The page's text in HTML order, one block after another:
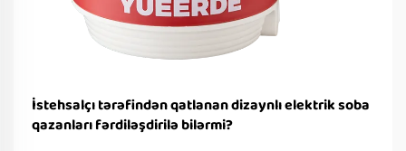
İstehsalçı tərəfindən qatlanan dizaynlı elektrik soba
qazanları fərdiləşdirilə bilərmi?